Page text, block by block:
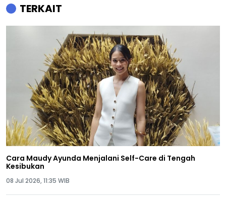
TERKAIT
Cara Maudy Ayunda Menjalani Self-Care di Tengah
Kesibukan
08 Jul 2026, 11:35 WIB